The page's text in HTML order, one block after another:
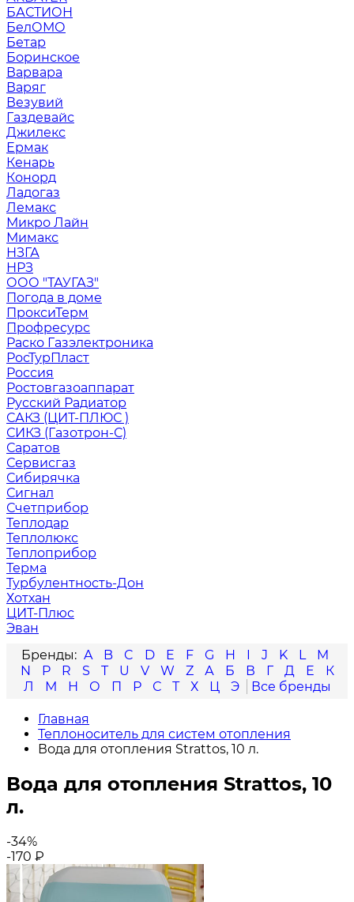
БАСТИОН
БелОМО
Бетар
Боринское
Варвара
Варяг
Везувий
Газдевайс
Джилекс
Ермак
Кенарь
Конорд
Ладогаз
Лемакс
Микро Лайн
Мимакс
НЗГА
НРЗ
ООО "ТАУГАЗ"
Погода в доме
ПроксиТерм
Профресурс
Раско Газэлектроника
РосТурПласт
Россия
Ростовгазоаппарат
Русский Радиатор
САКЗ (ЦИТ-ПЛЮС )
СИКЗ (Газотрон-С)
Саратов
Сервисгаз
Сибирячка
Сигнал
Счетприбор
Теплодар
Теплолюкс
Теплоприбор
Терма
Турбулентность-Дон
Хотхан
ЦИТ-Плюс
Эван
A
B C D E F G H I J K L
M
N
P R S T U V W Z А Б В Г Д Е
К
Л
М Н О П Р С Т Х Ц Э
Главная
Теплоноситель для систем отопления
Вода для отопления Strattos, 10 л.
Вода для отопления Strattos, 10
л.
-34%
-170 ₽